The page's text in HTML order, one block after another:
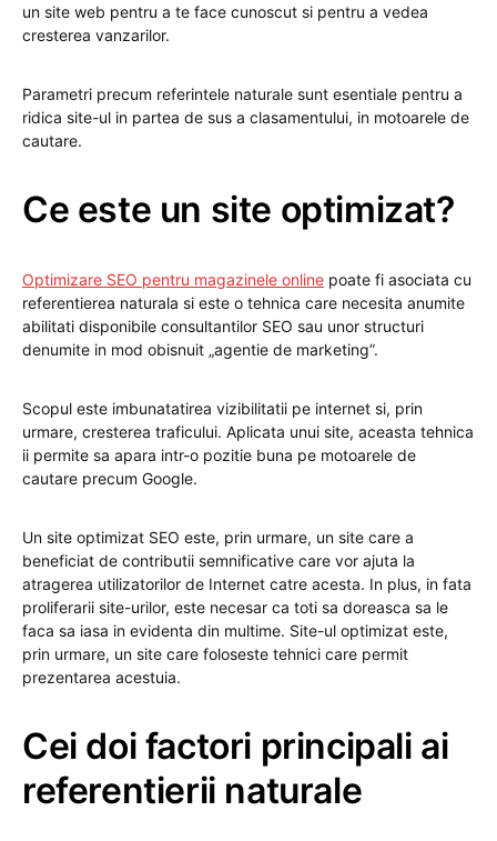
un site web pentru a te face cunoscut si pentru a vedea
cresterea vanzarilor.
Parametri precum referintele naturale sunt esentiale pentru a
ridica site-ul in partea de sus a clasamentului, in motoarele de
cautare.
Ce este un site optimizat?
Optimizare SEO pentru magazinele online poate fi asociata cu
referentierea naturala si este o tehnica care necesita anumite
abilitati disponibile consultantilor SEO sau unor structuri
denumite in mod obisnuit „agentie de marketing”.
Scopul este imbunatatirea vizibilitatii pe internet si, prin
urmare, cresterea traficului. Aplicata unui site, aceasta tehnica
ii permite sa apara intr-o pozitie buna pe motoarele de
cautare precum Google.
Un site optimizat SEO este, prin urmare, un site care a
beneficiat de contributii semnificative care vor ajuta la
atragerea utilizatorilor de Internet catre acesta. In plus, in fata
proliferarii site-urilor, este necesar ca toti sa doreasca sa le
faca sa iasa in evidenta din multime. Site-ul optimizat este,
prin urmare, un site care foloseste tehnici care permit
prezentarea acestuia.
Cei doi factori principali ai
referentierii naturale